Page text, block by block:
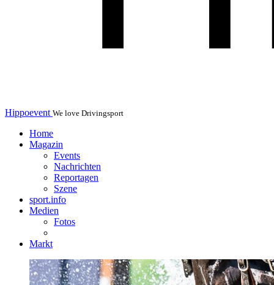
Hippoevent We love Drivingsport
Home
Magazin
Events
Nachrichten
Reportagen
Szene
sport.info
Medien
Fotos
Markt